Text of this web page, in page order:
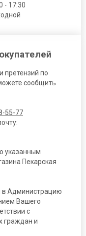
- 17:30
претензий по
сообщить
55-77
указанным
Пекарская
в Администрацию
Вашего
с
граждан и